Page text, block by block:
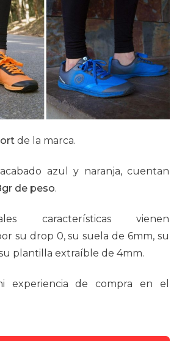
de la marca.
azul y naranja, cuentan
de peso.
características vienen
su drop 0, su suela de 6mm, su
plantilla extraíble de 4mm.
experiencia de compra en el